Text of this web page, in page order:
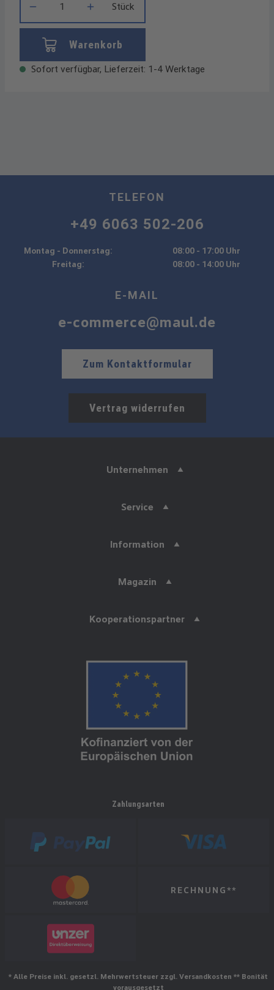
Stück
Warenkorb
Sofort verfügbar, Lieferzeit: 1-4 Werktage
TELEFON
+49 6063 502-206
Montag - Donnerstag:
08:00 - 17:00 Uhr
Freitag:
08:00 - 14:00 Uhr
E-MAIL
e-commerce@maul.de
Zum Kontaktformular
Vertrag widerrufen
Unternehmen
Service
Information
Magazin
Kooperationspartner
Zahlungsarten
RECHNUNG**
* Alle Preise inkl. gesetzl. Mehrwertsteuer zzgl. Versandkosten ** Bonität
vorausgesetzt